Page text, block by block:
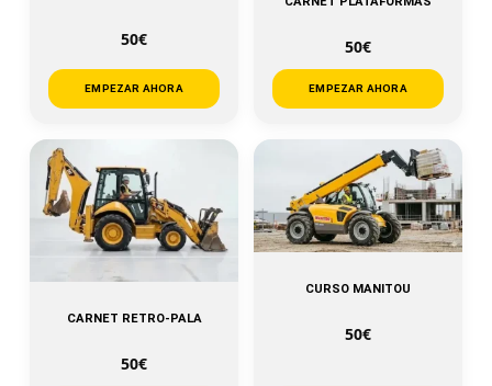
50€
EMPEZAR AHORA
50€
EMPEZAR AHORA
CARNET RETRO-PALA
50€
CURSO MANITOU
50€